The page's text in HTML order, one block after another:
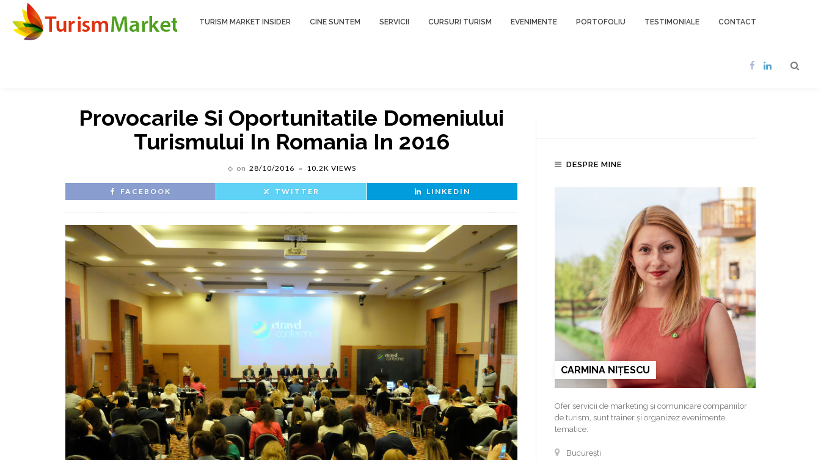
TURISM MARKET INSIDER CINE SUNTEM SERVICII CURSURI TURISM EVENIMENTE PORTOFOLIU TESTIMONIALE CONTACT
Provocarile Si Oportunitatile Domeniului
Turismului In Romania In 2016
on 28/10/2016 10.2K VIEWS
FACEBOOK TWITTER LINKEDIN
DESPRE MINE
CARMINA NIȚESCU
Ofer servicii de marketing și comunicare companiilor
de turism, sunt trainer și organizez evenimente
tematice.
București